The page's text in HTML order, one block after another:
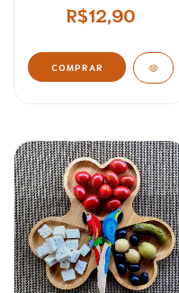
R$12,90
COMPRAR